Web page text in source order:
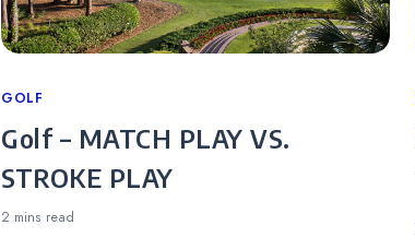
Categories
GOLF
Golf – MATCH PLAY VS.
STROKE PLAY
2 mins read